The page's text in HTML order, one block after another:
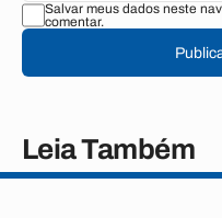
Salvar meus dados neste
comentar.
Leia Também